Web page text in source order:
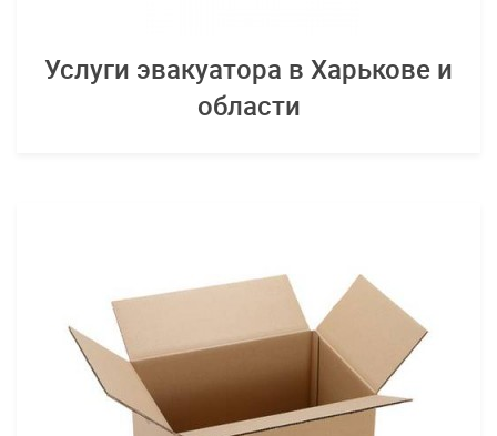
Услуги эвакуатора в Харькове и
области